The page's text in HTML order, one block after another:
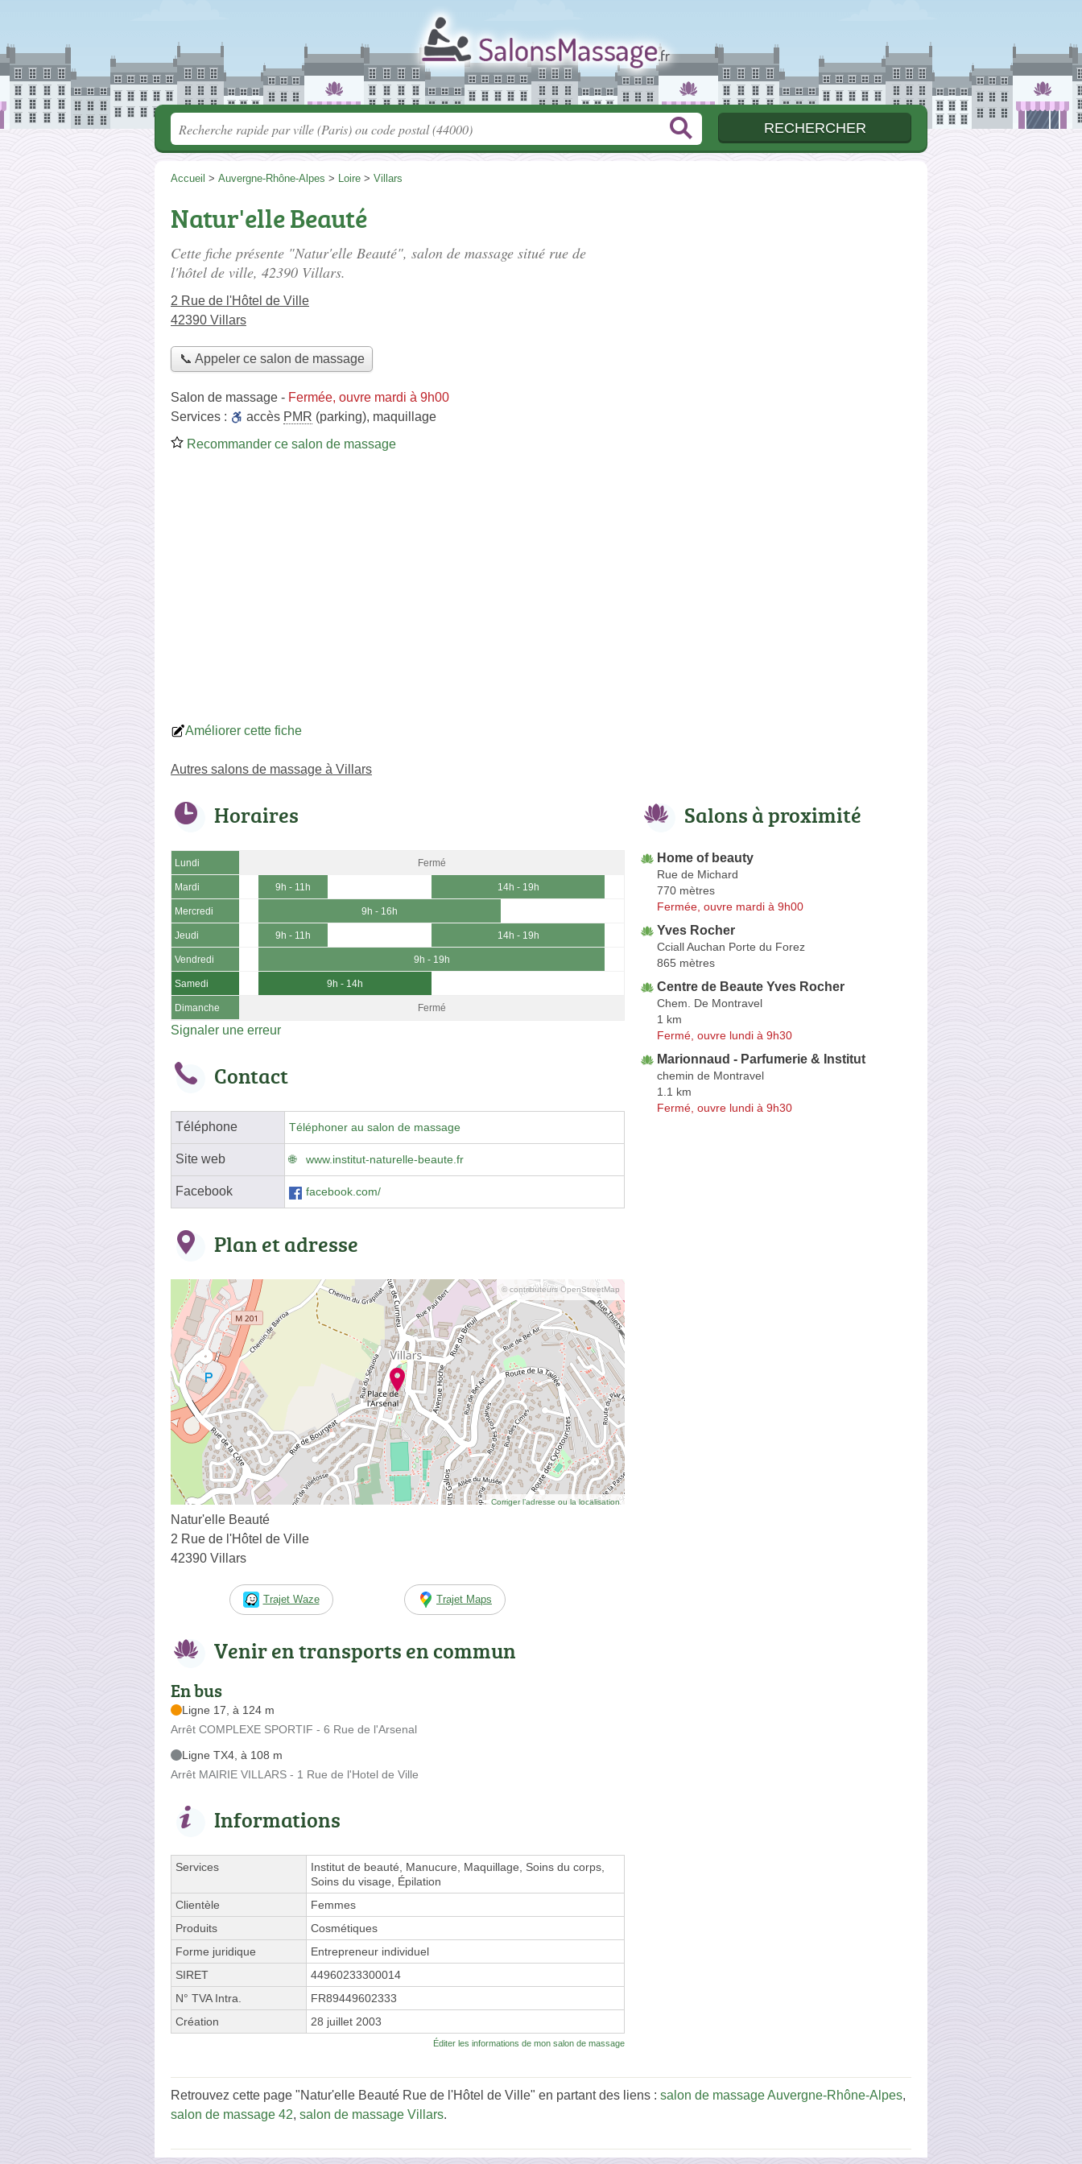
Accueil > Auvergne-Rhône-Alpes > Loire > Villars
Natur'elle Beauté
Cette fiche présente "Natur'elle Beauté", salon de massage situé rue de
l'hôtel de ville, 42390 Villars.
2 Rue de l'Hôtel de Ville
42390 Villars
📞 Appeler ce salon de massage
Salon de massage - Fermée, ouvre mardi à 9h00
Services :
accès PMR (parking), maquillage
Recommander ce salon de massage
Améliorer cette fiche
Autres salons de massage à Villars
Horaires
Lundi Fermé
Mardi 9h - 11h 14h - 19h
Mercredi 9h - 16h
Jeudi 9h - 11h 14h - 19h
Vendredi 9h - 19h
Samedi 9h - 14h
Dimanche Fermé
Signaler une erreur
Contact
Téléphone Téléphoner au salon de massage
Site web www.institut-naturelle-beaute.fr
Facebook facebook.com/
Plan et adresse
© contributeurs OpenStreetMap
Corriger l’adresse ou la localisation
Natur'elle Beauté
2 Rue de l'Hôtel de Ville
42390 Villars
Trajet Waze Trajet Maps
Venir en transports en commun
En bus
Ligne 17, à 124 m
Arrêt COMPLEXE SPORTIF - 6 Rue de l'Arsenal
Ligne TX4, à 108 m
Arrêt MAIRIE VILLARS - 1 Rue de l'Hotel de Ville
Informations
Services
Institut de beauté, Manucure, Maquillage, Soins du corps,
Soins du visage, Épilation
Clientèle
Femmes
Produits
Cosmétiques
Forme juridique
Entrepreneur individuel
SIRET
44960233300014
N° TVA Intra.
FR89449602333
Création
28 juillet 2003
Éditer les informations de mon salon de massage
Salons à proximité
Home of beauty
Rue de Michard
770 mètres
Fermée, ouvre mardi à 9h00
Yves Rocher
Cciall Auchan Porte du Forez
865 mètres
Centre de Beaute Yves Rocher
Chem. De Montravel
1 km
Fermé, ouvre lundi à 9h30
Marionnaud - Parfumerie & Institut
chemin de Montravel
1.1 km
Fermé, ouvre lundi à 9h30
Retrouvez cette page "Natur'elle Beauté Rue de l'Hôtel de Ville" en partant des liens : salon de massage Auvergne-Rhône-Alpes,
salon de massage 42, salon de massage Villars.